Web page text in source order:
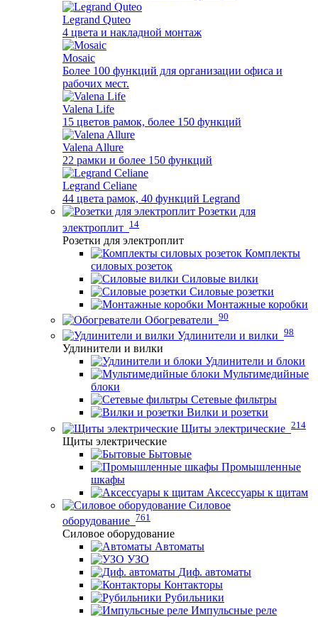
Legrand Quteo
4 цвета и накладной монтаж
Mosaic
Более 100 функций для организации офиса и
рабочих мест.
Valena Life
15 цветов рамок, более 150 функций
Valena Allure
22 рамки и более 150 функций
Legrand Celiane
44 цвета рамок, 40 функций Legrand
Розетки для
электроплит 14
Розетки для электроплит
Комплекты
силовых розеток
Силовые вилки
Силовые розетки
Монтажные коробки
Обогреватели 90
Удлинители и вилки 98
Удлинители и вилки
Удлинители и блоки
Мультимедийные
блоки
Сетевые фильтры
Вилки и розетки
Щиты электрические 214
Щиты электрические
Бытовые
Промышленные
шкафы
Аксессуары к щитам
Силовое
оборудование 761
Силовое оборудование
Автоматы
УЗО
Диф. автоматы
Контакторы
Рубильники
Импульсные реле